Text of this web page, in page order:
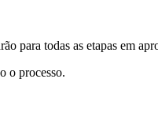
para todas as etapas em
o processo.